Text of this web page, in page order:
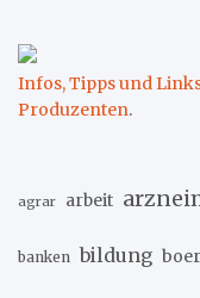
Infos, Tipps und
Produzenten.
agrar arbeit
banken bildung